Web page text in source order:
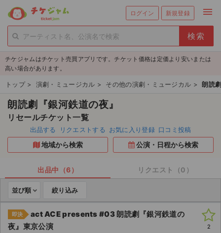
ログイン 新規登録 menu
person_add 新規会員登録
チケットを探す
新着チケット
値下げしたチケット
都道府県からチケットを探す
もうすぐ開催のチケット
チケットのリクエスト一覧
取扱チケット
ライブ・コンサート（国内）
チケジャムはチケット売買アプリです。チケット価格は定価より安いまたは
高い場合があります。
トップ > 演劇・ミュージカル > その他の演劇・ミュージカル > 朗読
朗読劇『銀河鉄道の夜』
リセールチケット一覧
出品する リクエストする お気に入り登録 口コミ投稿
地域から検索 公演・日程から検索
出品中（6） リクエスト（0）
並び順 絞り込み
即決
act ACE presents #03 朗読劇『銀河鉄道の
夜』東京公演
2